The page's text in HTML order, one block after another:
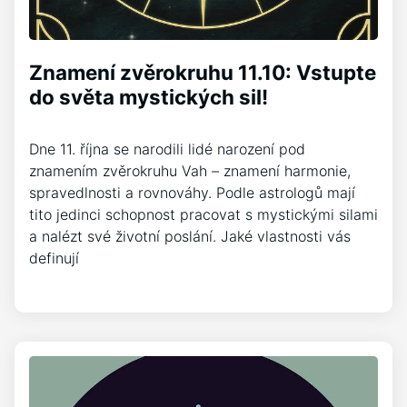
Znamení zvěrokruhu 11.10: Vstupte
do světa mystických sil!
Dne 11. října se narodili lidé narození pod
znamením zvěrokruhu Vah – znamení harmonie,
spravedlnosti a rovnováhy. Podle astrologů mají
tito jedinci schopnost pracovat s mystickými silami
a nalézt své životní poslání. Jaké vlastnosti vás
definují